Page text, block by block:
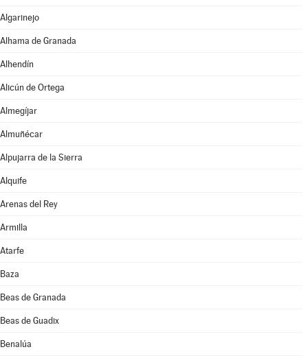
Algarinejo
Alhama de Granada
Alhendín
Alicún de Ortega
Almegíjar
Almuñécar
Alpujarra de la Sierra
Alquife
Arenas del Rey
Armilla
Atarfe
Baza
Beas de Granada
Beas de Guadix
Benalúa